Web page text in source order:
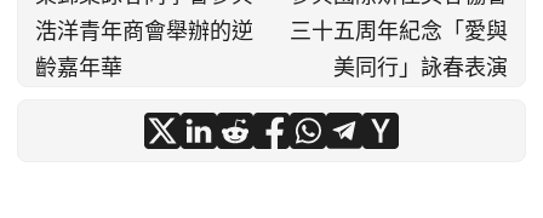
浩洋青年商會舉辦的逆
齡嘉年華
三十五周年紀念「愛與
美同行」詠春表演